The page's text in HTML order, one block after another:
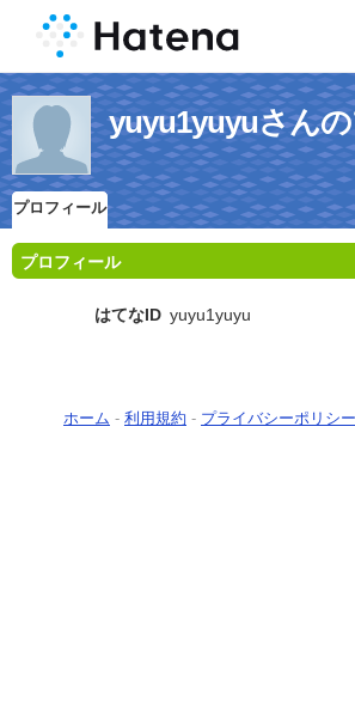
yuyu1yuyuさん
プロフィール
プロフィール
はてなID yuyu1yuyu
ホーム - 利用規約 - プライバシーポリシー